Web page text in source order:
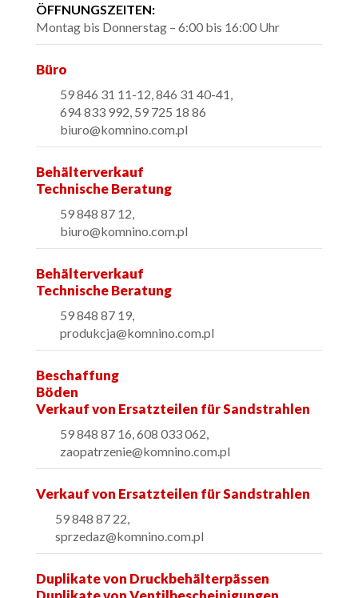
ÖFFNUNGSZEITEN:
Montag bis Donnerstag – 6:00 bis 16:00 Uhr
Büro
59 846 31 11-12, 846 31 40-41,
694 833 992, 59 725 18 86
biuro@komnino.com.pl
Behälterverkauf
Technische Beratung
59 848 87 12,
biuro@komnino.com.pl
Behälterverkauf
Technische Beratung
59 848 87 19,
produkcja@komnino.com.pl
Beschaffung
Böden
Verkauf von Ersatzteilen für Sandstrahlen
59 848 87 16, 608 033 062,
zaopatrzenie@komnino.com.pl
Verkauf von Ersatzteilen für Sandstrahlen
59 848 87 22,
sprzedaz@komnino.com.pl
Duplikate von Druckbehälterpässen